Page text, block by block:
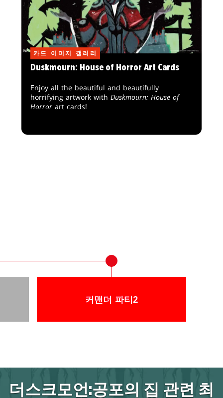
카드 이미지 갤러리
Duskmourn: House of Horror Art Cards
Enjoy all the beautiful and beautifully
horrifying artwork with Duskmourn: House of
Horror art cards!
커맨더 파티2
더스크모언:공포의 집 관련 최